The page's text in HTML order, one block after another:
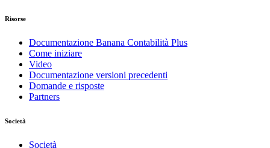
Risorse
Documentazione Banana Contabilità Plus
Come iniziare
Video
Documentazione versioni precedenti
Domande e risposte
Partners
Società
Società